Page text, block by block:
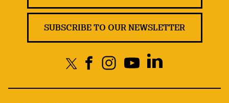
SUBSCRIBE TO OUR NEWSLETTER